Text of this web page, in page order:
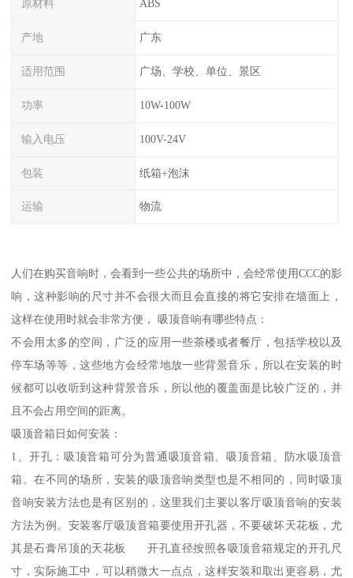
原材料 ABS
产地 广东
适用范围 广场、学校、单位、景区
功率 10W-100W
输入电压 100V-24V
包装 纸箱+泡沫
运输 物流
人们在购买音响时，会看到一些公共的场所中，会经常使用CCC的影
响，这种影响的尺寸并不会很大而且会直接的将它安排在墙面上，
这样在使用时就会非常方便， 吸顶音响有哪些特点：
不会用太多的空间，广泛的应用一些茶楼或者餐厅，包括学校以及
停车场等等，这些地方会经常地放一些背景音乐，所以在安装的时
候都可以收听到这种背景音乐，所以他的覆盖面是比较广泛的，并
且不会占用空间的距离。
吸顶音箱日如何安装：
1、开孔：吸顶音箱可分为普通吸顶音箱、吸顶音箱、防水吸顶音
箱。在不同的场所，安装的吸顶音响类型也是不相同的，同时吸顶
音响安装方法也是有区别的，这里我们主要以客厅吸顶音响的安装
方法为例。安装客厅吸顶音箱要使用开孔器，不要破坏天花板，尤
其是石膏吊顶的天花板 开孔直径按照各吸顶音箱规定的开孔尺
寸，实际施工中，可以稍微大一点点，这样安装和取出更容易，尤